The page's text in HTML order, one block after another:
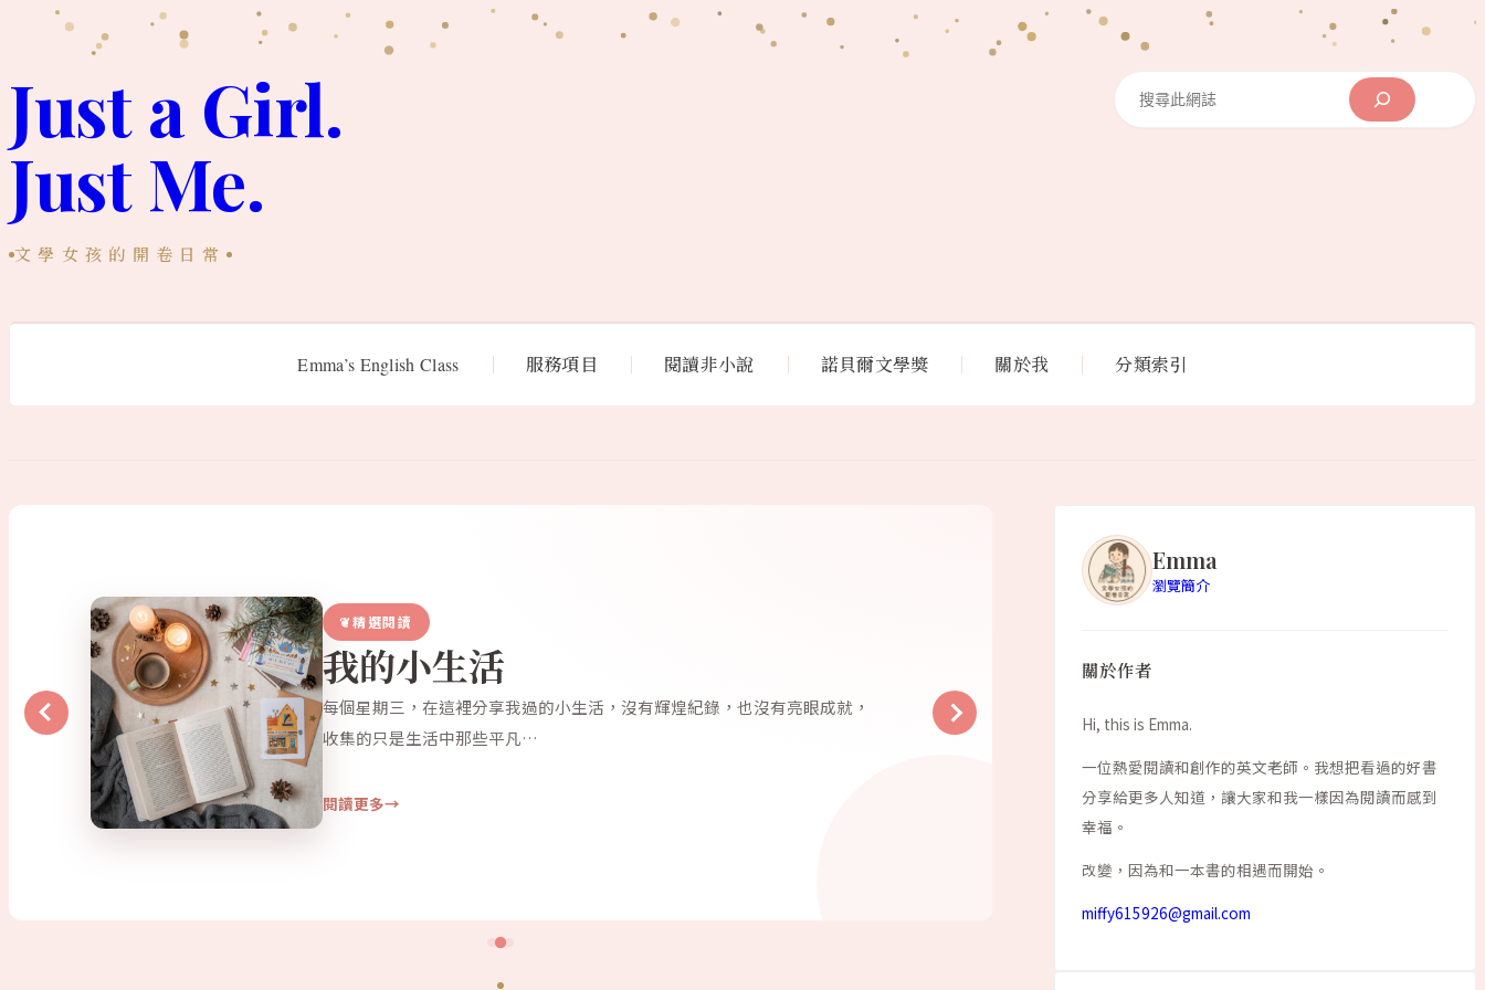
要
內
容
Just a Girl.
Just Me.
文學女孩的開卷日常
Search
Emma’s English Class 服務項目 閱讀非小說 諾貝爾文學獎 關於我 分類索引
精選閱讀
我的小生活
每個星期三，在這裡分享我過的小生活，沒有輝煌紀錄，也沒有亮眼成就，
收集的只是生活中那些平凡…
閱讀更多
閱讀更多
Emma
瀏覽簡介
關於作者
Hi, this is Emma.
一位熱愛閱讀和創作的英文老師。我想把看過的好書
分享給更多人知道，讓大家和我一樣因為閱讀而感到
幸福。
改變，因為和一本書的相遇而開始。
miffy615926@gmail.com